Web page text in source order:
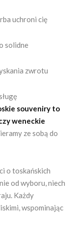
uchroni cię
solidne
zwrotu
souveniry to
weneckie
ze sobą do
o toskańskich
od wyboru, niech
Każdy
wspominając